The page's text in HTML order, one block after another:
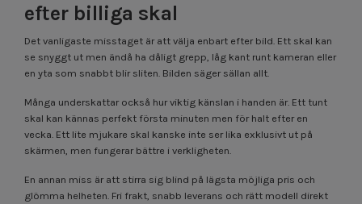
efter billiga skal
Det vanligaste misstaget är att välja enbart efter bild. Ett skal kan
se snyggt ut men ändå ha dåligt grepp, låg kant runt kameran eller
en yta som snabbt blir sliten. Bilden säger sällan allt.
Många underskattar också hur viktig känslan i handen är. Ett tunt
skal kan kännas perfekt första minuten men för halt efter en
vecka. Ett lite mjukare skal kanske inte ser lika exklusivt ut på
skärmen, men fungerar bättre i verkligheten.
En annan miss är att stirra sig blind på lägsta möjliga pris och
glömma helheten. Fri frakt, snabb leverans och rätt modell direkt